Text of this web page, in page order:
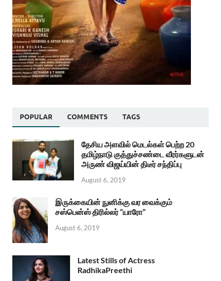
POPULAR COMMENTS TAGS
தேசிய அளவில் மெடல்கள் பெற்ற 20
தமிழ்நாடு குத்துச்சண்டை வீரர்களுடன்
அருண் விஜய்யின் திடீர் சந்திப்பு
August 6, 2019
இருக்கையின் நுனிக்கு வர வைக்கும்
சஸ்பென்ஸ் திரில்லர் “யாரோ”
August 6, 2019
Latest Stills of Actress
RadhikaPreethi